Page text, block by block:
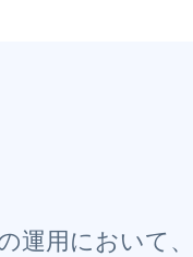
運用において